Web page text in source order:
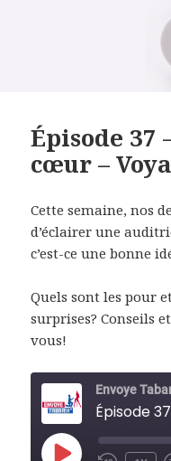
Épisode
cœur –
Cette semaine, nos
d’éclairer une
c’est-ce une bonne
Quels sont les pour
surprises? Conseils
vous!
Envoye